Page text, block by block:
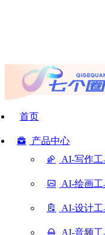
首页
产品中心
AI-写作工
AI-绘画工
AI-设计工
AI-音频工